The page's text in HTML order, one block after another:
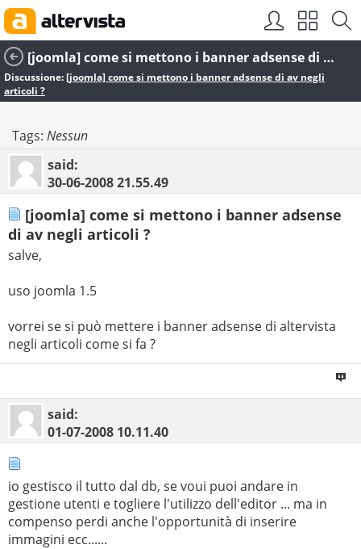
[joomla] come si mettono i banner adsense di av negli articoli ?
Discussione:[joomla] come si mettono i banner adsense di av negli
articoli ?
Tags: Nessun
said:
30-06-200821.55.49
[joomla] come si mettono i banner adsense
di av negli articoli ?
salve,
uso joomla 1.5
vorrei se si può mettere i banner adsense di altervista
negli articoli come si fa ?
said:
01-07-2008 10.11.40
io gestisco il tutto dal db, se voui puoi andare in
gestione utenti e togliere l'utilizzo dell'editor ... ma in
compenso perdi anche l'opportunità di inserire
immagini ecc......